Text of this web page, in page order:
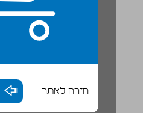
חזרה לאתר